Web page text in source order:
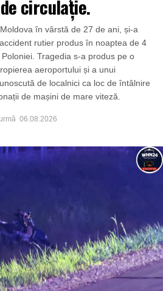
circulație.
în vârstă de 27 de ani, și-a
rutier produs în noaptea de 4
Tragedia s-a produs pe o
aeroportului și a unui
de localnici ca loc de întâlnire
de mașini de mare viteză.
06.08.2026